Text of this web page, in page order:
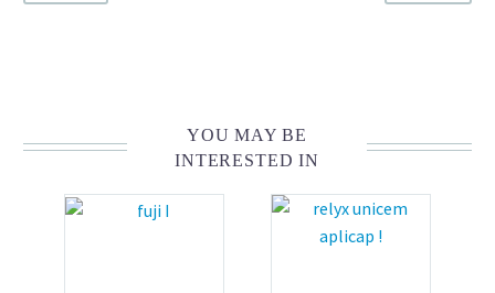
YOU MAY BE
INTERESTED IN